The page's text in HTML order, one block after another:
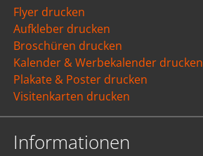
Flyer drucken
Aufkleber drucken
Broschüren drucken
Kalender & Werbekalender drucken
Plakate & Poster drucken
Visitenkarten drucken
Informationen